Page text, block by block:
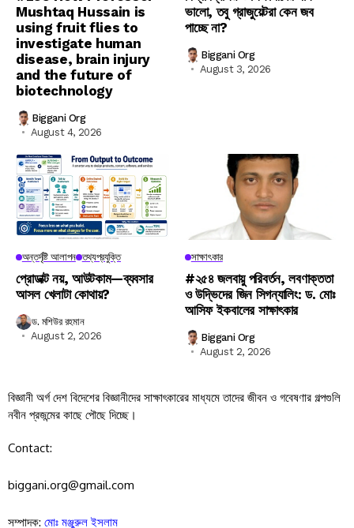
Mushtaq Hussain is
using fruit flies to
investigate human
disease, brain injury
and the future of
biotechnology
Biggani Org
August 4, 2026
ভালো, তবু গ্রাজুয়েটরা কেন জব
পাচ্ছে না?
Biggani Org
August 3, 2026
অন্তর্দৃষ্টি আলাপন তথ্যপ্রযুক্তি
প্রোডাক্ট নয়, আউটকাম—ব্যবসার
আসল খেলাটা কোথায়?
ড. মশিউর রহমান
August 2, 2026
সাক্ষাৎকার
#২৫৪ জলবায়ু পরিবর্তন, লবণাক্ততা
ও উদ্ভিদের জিন সিগন্যালিং: ড. মোঃ
আসিফ ইকবালের সাক্ষাৎকার
Biggani Org
August 2, 2026
বিজ্ঞানী অর্গ দেশ বিদেশের বিজ্ঞানীদের সাক্ষাৎকারের মাধ্যমে তাদের জীবন ও গবেষণার গল্পগুলি
নবীন প্রজন্মের কাছে পৌছে দিচ্ছে।
Contact:
biggani.org@gmail.com
সম্পাদক: মোঃ মঞ্জুরুল ইসলাম